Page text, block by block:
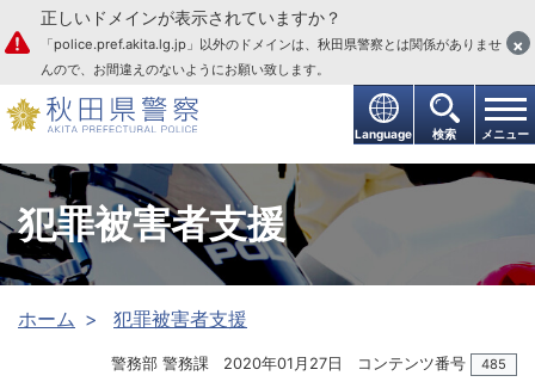
本文へ
Language 検索 メニュー
正しいドメインが表示されていますか？
「police.pref.akita.lg.jp」以外のドメインは、秋田県警察とは関係がありませ
んので、お間違えのないようにお願い致します。
×
犯罪被害者支援
ホーム 犯罪被害者支援
警務部 警務課 2020年01月27日 コンテンツ番号 485